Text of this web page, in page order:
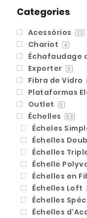
Categories
Acessórios 22
Chariot 4
Échafaudage
Exporter 0
Fibra de Vidro
Plataformas
Outlet 0
Échelles 53
Écheles
Échelles
Échelles
Échelle
Échelles en
Échelles Loft
Échelles
Échelles